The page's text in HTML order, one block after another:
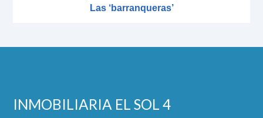
Las ‘barranqueras’
INMOBILIARIA EL SOL 4